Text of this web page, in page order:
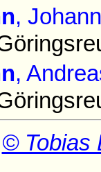
,
,
© Tobias